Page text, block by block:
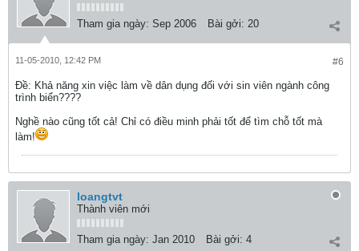
Tham gia ngày: Sep 2006 Bài gởi: 20
#6
11-05-2010, 12:42 PM
Ðề: Khả năng xin việc làm về dân dụng đối với sin viên ngành công
trình biển????
Nghề nào cũng tốt cả! Chỉ có điều minh phải tốt để tìm chỗ tốt mà
làm!
loangtvt
Thành viên mới
Tham gia ngày: Jan 2010 Bài gởi: 4